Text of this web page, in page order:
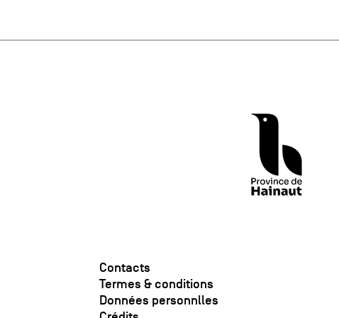
Contacts
Termes & conditions
Données personnlles